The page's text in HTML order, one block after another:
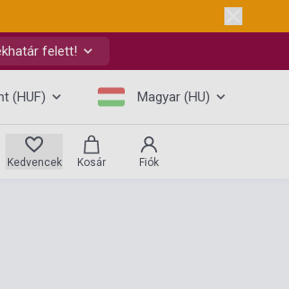
felett!
(HUF) Magyar (HU)
Kedvencek Kosár Fiók